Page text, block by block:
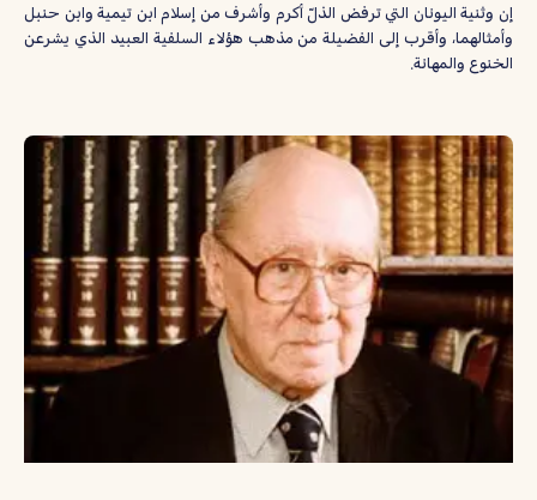
إن وثنية اليونان التي ترفض الذلّ أكرم وأشرف من إسلام ابن تيمية وابن حنبل
وأمثالهما، وأقرب إلى الفضيلة من مذهب هؤلاء السلفية العبيد الذي يشرعن
الخنوع والمهانة.